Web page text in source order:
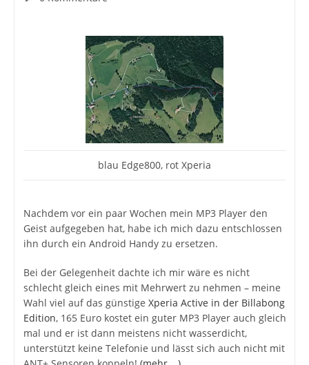
blau Edge800, rot Xperia
Nachdem vor ein paar Wochen mein MP3 Player den
Geist aufgegeben hat, habe ich mich dazu entschlossen
ihn durch ein Android Handy zu ersetzen.
Bei der Gelegenheit dachte ich mir wäre es nicht
schlecht gleich eines mit Mehrwert zu nehmen – meine
Wahl viel auf das günstige Xperia Active in der Billabong
Edition, 165 Euro kostet ein guter MP3 Player auch gleich
mal und er ist dann meistens nicht wasserdicht,
unterstützt keine Telefonie und lässt sich auch nicht mit